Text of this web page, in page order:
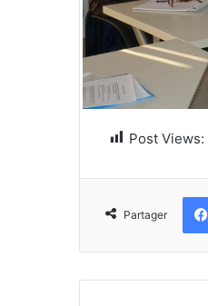
Post Views:
Partager